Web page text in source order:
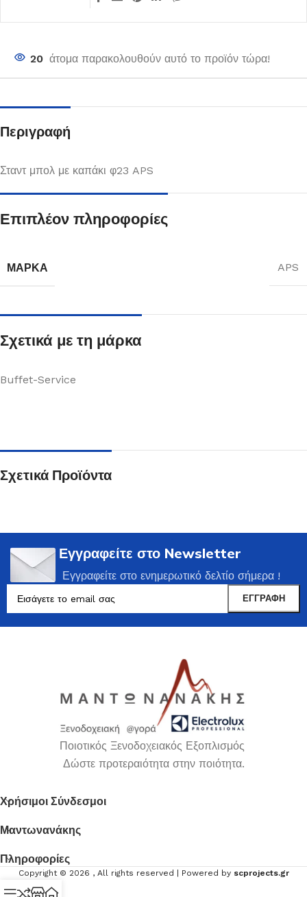
20 άτομα παρακολουθούν αυτό το προϊόν τώρα!
Περιγραφή
Σταντ μπολ με καπάκι φ23 APS
Επιπλέον πληροφορίες
ΜΆΡΚΑ APS
Σχετικά με τη μάρκα
Buffet-Service
Σχετικά Προϊόντα
Εγγραφείτε στο Newsletter
Εγγραφείτε στο ενημερωτικό δελτίο σήμερα !
Ποιοτικός Ξενοδοχειακός Εξοπλισμός
Δώστε προτεραιότητα στην ποιότητα.
Χρήσιμοι Σύνδεσμοι
Μαντωνανάκης
Πληροφορίες
Copyright © 2026 , All rights reserved | Powered by scprojects.gr